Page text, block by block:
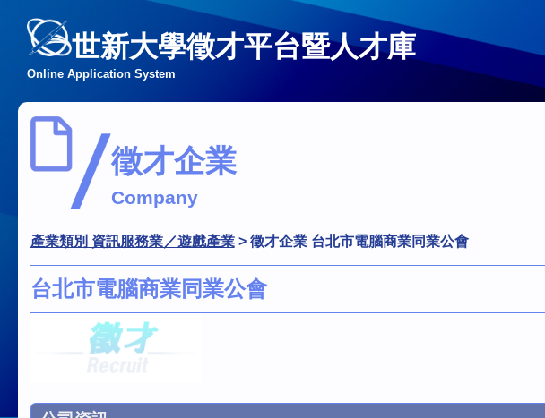
世新大學徵才平台暨人才庫
Online Application System
徵才企業
Company
產業類別 資訊服務業／遊戲產業> 徵才企業 台北市電腦商業同業公會
台北市電腦商業同業公會